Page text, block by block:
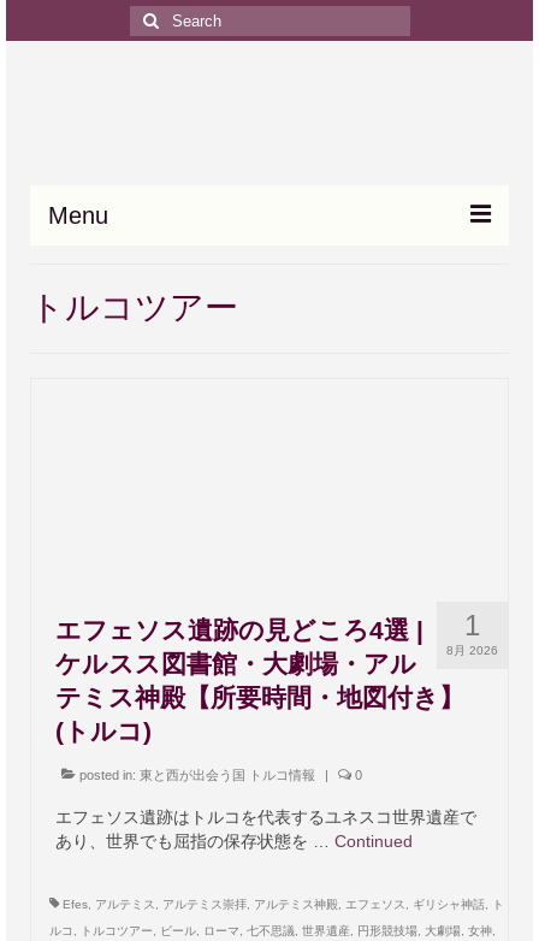
Search
for:
Menu
トルコツアー
1
8月 2026
エフェソス遺跡の見どころ4選 |
ケルスス図書館・大劇場・アル
テミス神殿【所要時間・地図付き】
(トルコ)
posted in: 東と西が出会う国 トルコ情報 0
エフェソス遺跡はトルコを代表するユネスコ世界遺産で
あり、世界でも屈指の保存状態を … Continued
Efes, アルテミス, アルテミス崇拝, アルテミス神殿, エフェソス, ギリシャ神話,
ト
ルコ , トルコツアー, ビール, ローマ, 七不思議, 世界遺産, 円形競技場, 大劇場, 女神,